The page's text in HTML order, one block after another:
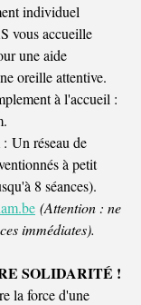
individuel
vous accueille
une aide
oreille attentive.
à l'accueil :
Un réseau de
à petit
8 séances).
(Attention : ne
immédiates).
SOLIDARITÉ !
la force d'une